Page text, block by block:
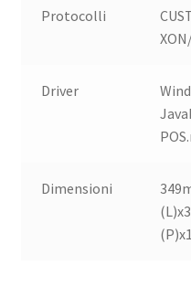
Protocolli
Driver
Dimensioni